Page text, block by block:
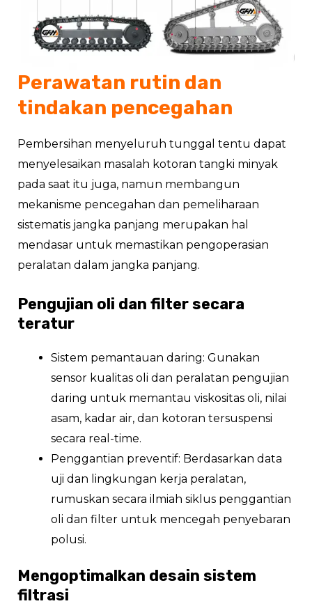
Perawatan rutin dan
tindakan pencegahan
Pembersihan menyeluruh tunggal tentu dapat
menyelesaikan masalah kotoran tangki minyak
pada saat itu juga, namun membangun
mekanisme pencegahan dan pemeliharaan
sistematis jangka panjang merupakan hal
mendasar untuk memastikan pengoperasian
peralatan dalam jangka panjang.
Pengujian oli dan filter secara
teratur
Sistem pemantauan daring: Gunakan
sensor kualitas oli dan peralatan pengujian
daring untuk memantau viskositas oli, nilai
asam, kadar air, dan kotoran tersuspensi
secara real-time.
Penggantian preventif: Berdasarkan data
uji dan lingkungan kerja peralatan,
rumuskan secara ilmiah siklus penggantian
oli dan filter untuk mencegah penyebaran
polusi.
Mengoptimalkan desain sistem
filtrasi